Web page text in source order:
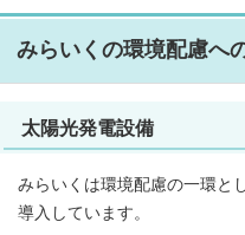
みらいくの環境配慮へ
太陽光発電設備
みらいくは環境配慮の一環と
導入しています。